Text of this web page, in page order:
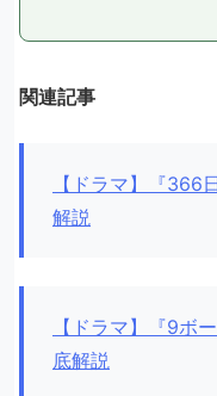
関連記事
【ドラマ】『366
解説
【ドラマ】『9ボ
底解説